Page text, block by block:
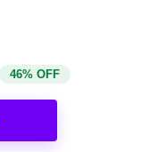
46% OFF